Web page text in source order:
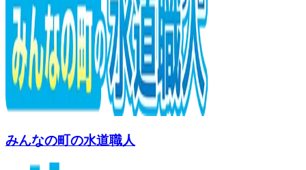
みんなの町の水道職人